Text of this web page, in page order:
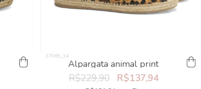
Alpargata animal print
R$229,90 R$137,94